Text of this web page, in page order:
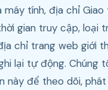
máy tính, địa chỉ
gian truy cập, loại
chỉ trang web giới
lại tự động. Chúng
này để theo dõi,